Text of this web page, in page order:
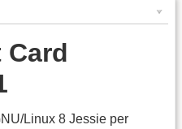
Card
Linux 8 Jessie per